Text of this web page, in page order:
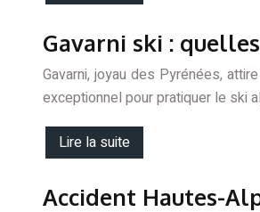
Gavarni ski :
Gavarni, joyau des Pyrénées,
exceptionnel pour pratiquer le ski
Lire la suite
Accident Hautes-